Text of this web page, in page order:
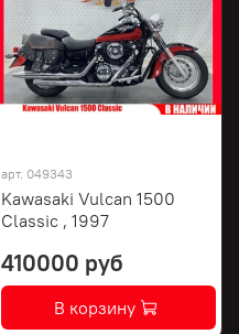
арт. 049343
Kawasaki Vulcan 1500
Classic , 1997
410000 руб
В корзину